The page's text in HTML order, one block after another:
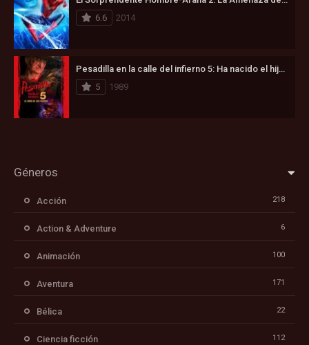
6.6
2014
5
1989
Géneros
Acción 218
Action & Adventure 6
Animación 100
Aventura 171
Bélica 22
Ciencia ficción 112